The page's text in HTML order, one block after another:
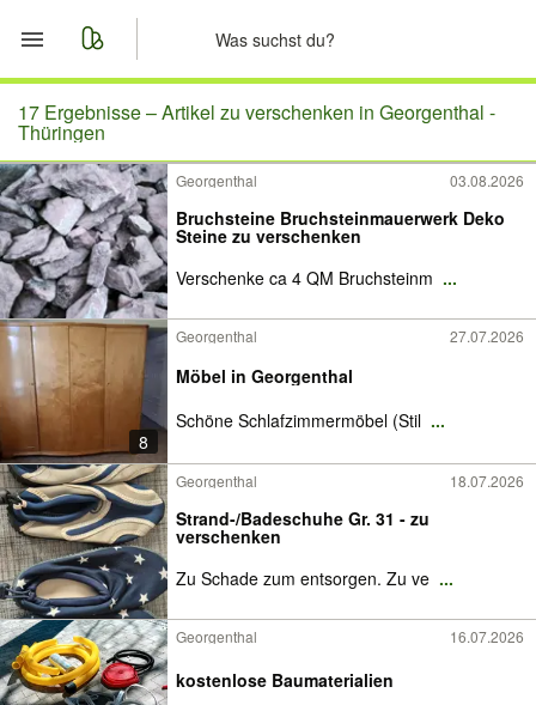
Start
Merkliste
Nachrichten
Anzeige aufgeben
17 Ergebnisse –Artikel zu verschenken in Georgenthal -
Thüringen
Georgenthal 03.08.2026
Bruchsteine Bruchsteinmauerwerk Deko
Steine zu verschenken
Verschenke ca 4 QM Bruchsteinm ...
8
Georgenthal 27.07.2026
Möbel in Georgenthal
Schöne Schlafzimmermöbel (Stil ...
Georgenthal 18.07.2026
Strand-/Badeschuhe Gr. 31 - zu
verschenken
Zu Schade zum entsorgen. Zu ve ...
Georgenthal 16.07.2026
kostenlose Baumaterialien